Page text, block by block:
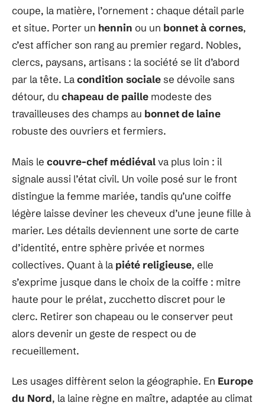
coupe, la matière, l’ornement : chaque détail parle
et situe. Porter un hennin ou un bonnet à cornes,
c’est afficher son rang au premier regard. Nobles,
clercs, paysans, artisans : la société se lit d’abord
par la tête. Lacondition socialese dévoile sans
détour, du chapeau de paille modeste des
travailleuses des champs au bonnet de laine
robuste des ouvriers et fermiers.
Mais le couvre-chef médiévalva plus loin : il
signale aussi l’état civil. Un voile posé sur le front
distingue la femme mariée, tandis qu’une coiffe
légère laisse deviner les cheveux d’une jeune fille à
marier. Les détails deviennent une sorte de carte
d’identité, entre sphère privée et normes
collectives. Quant à la piété religieuse, elle
s’exprime jusque dans le choix de la coiffe : mitre
haute pour le prélat, zucchetto discret pour le
clerc. Retirer son chapeau ou le conserver peut
alors devenir un geste de respect ou de
recueillement.
Les usages diffèrent selon la géographie. En Europe
du Nord, la laine règne en maître, adaptée au climat